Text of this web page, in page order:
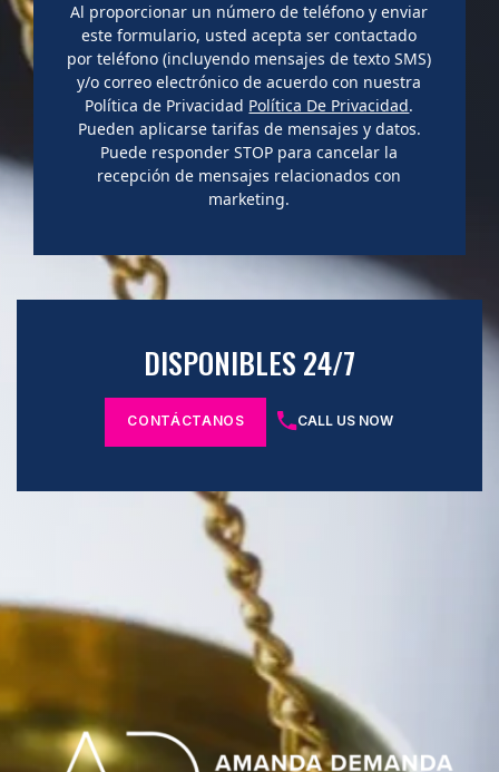
Al proporcionar un número de teléfono y enviar
este formulario, usted acepta ser contactado
por teléfono (incluyendo mensajes de texto SMS)
y/o correo electrónico de acuerdo con nuestra
Política de Privacidad Política De Privacidad.
Pueden aplicarse tarifas de mensajes y datos.
Puede responder STOP para cancelar la
recepción de mensajes relacionados con
marketing.
DISPONIBLES 24/7
CONTÁCTANOS CALL US NOW